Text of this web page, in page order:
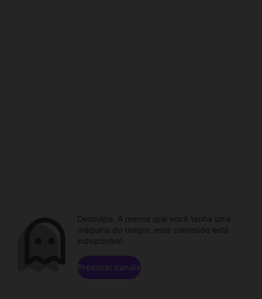
Desculpe. A menos que você tenha uma
máquina do tempo, esse conteúdo está
indisponível.
Procurar canais